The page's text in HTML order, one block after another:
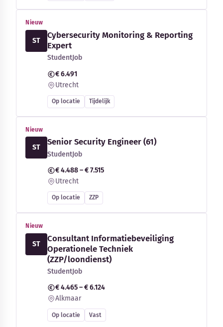
Nieuw
ST
Cybersecurity Monitoring & Reporting
Expert
StudentJob
€ 6.491
Utrecht
Op locatie Tijdelijk
Nieuw
ST
Senior Security Engineer (61)
StudentJob
€ 4.488 – € 7.515
Utrecht
Op locatie ZZP
Nieuw
ST
Consultant Informatiebeveiliging
Operationele Techniek
(ZZP/loondienst)
StudentJob
€ 4.465 – € 6.124
Alkmaar
Op locatie Vast